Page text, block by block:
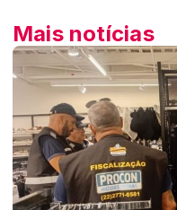
Mais notícias